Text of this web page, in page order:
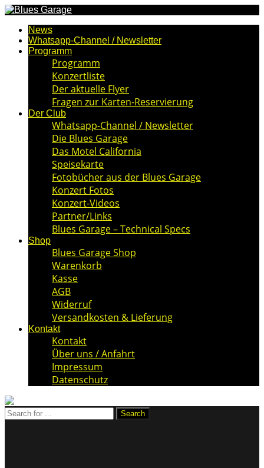
News
Whatsapp-Channel / Newsletter
Programm
Programm
Konzertliste
Der aktuelle Flyer
Fragen zur Karten-Reservierung
Der Club
Whatsapp-Channel / Newsletter
Die Blues Garage
Das Motel California
Speisekarte
Fotobücher aus der Blues Garage
Konzert Fotos
Konzert-Videos
Partner/Links
Blues Garage – Technical Specs
Shop
Blues Garage Shop
Warenkorb
Kasse
AGB
Widerruf
Versandkosten & Lieferung
Kontakt
Kontakt
Über uns / Anfahrt
Impressum
Datenschutz